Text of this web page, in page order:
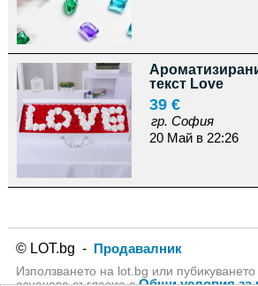
текст Love
39 €
гр. София
20 Май в 22:26
© LOT.bg - Продавалник
Използването на lot.bg или